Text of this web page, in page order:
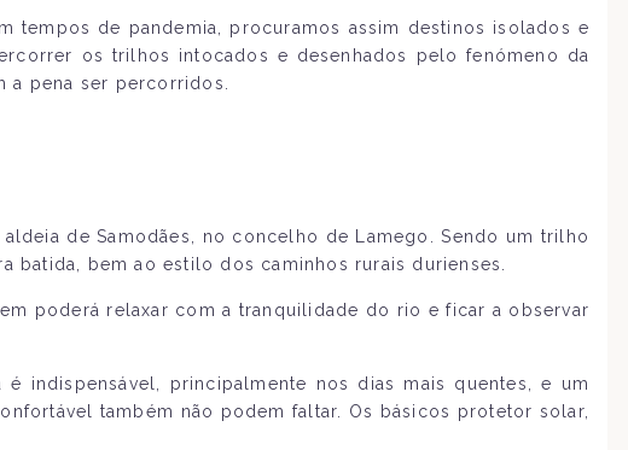
tempos de pandemia, procuramos assim destinos isolados e
os trilhos intocados e desenhados pelo fenómeno da
a pena ser percorridos.
de Samodães, no concelho de Lamego. Sendo um trilho
bem ao estilo dos caminhos rurais durienses.
poderá relaxar com a tranquilidade do rio e ficar a observar
indispensável, principalmente nos dias mais quentes, e um
também não podem faltar. Os básicos protetor solar,